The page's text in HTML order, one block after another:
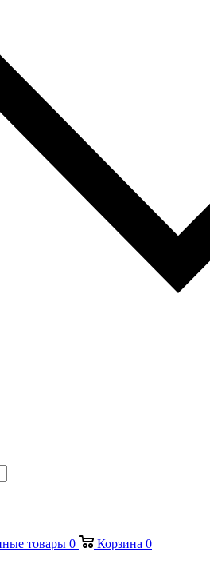
товары 0 Корзина 0